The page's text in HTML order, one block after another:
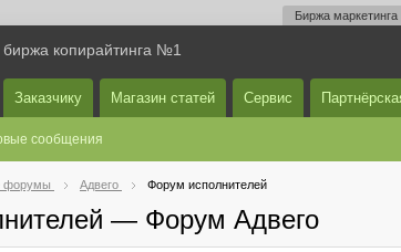
Биржа маркетинга
биржа копирайтинга №1
Заказчику Магазин статей Сервис
сообщения
форумы Адвего Форум исполнителей
— Форум Адвего